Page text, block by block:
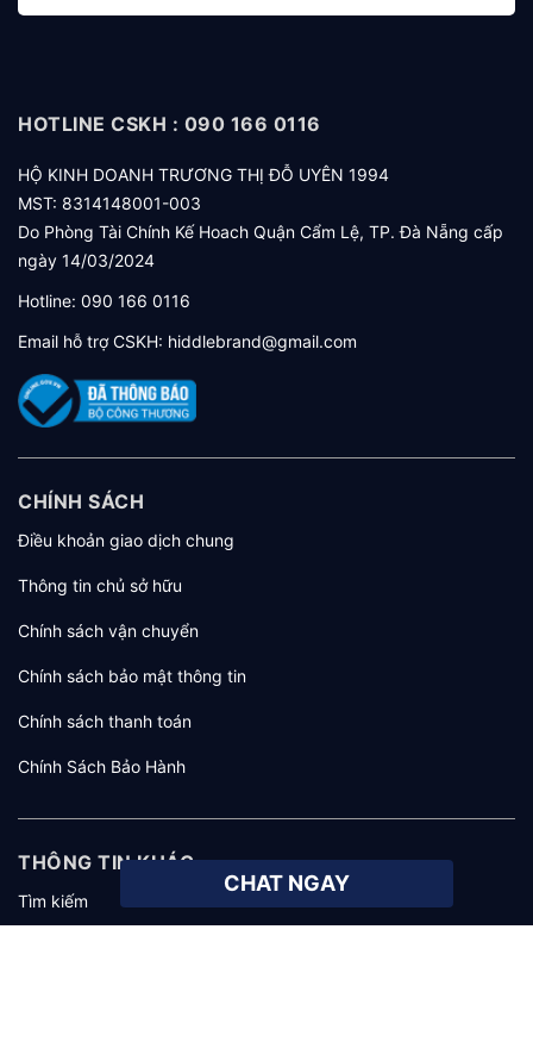
CHAT NGAY
HOTLINE CSKH : 090 166 0116
HỘ KINH DOANH TRƯƠNG THỊ ĐỖ UYÊN 1994
MST: 8314148001-003
Do Phòng Tài Chính Kế Hoach Quận Cẩm Lệ, TP. Đà Nẵng cấp
ngày 14/03/2024
Hotline: 090 166 0116
Email hỗ trợ CSKH: hiddlebrand@gmail.com
CHÍNH SÁCH
Điều khoản giao dịch chung
Thông tin chủ sở hữu
Chính sách vận chuyển
Chính sách bảo mật thông tin
Chính sách thanh toán
Chính Sách Bảo Hành
THÔNG TIN KHÁC
Tìm kiếm